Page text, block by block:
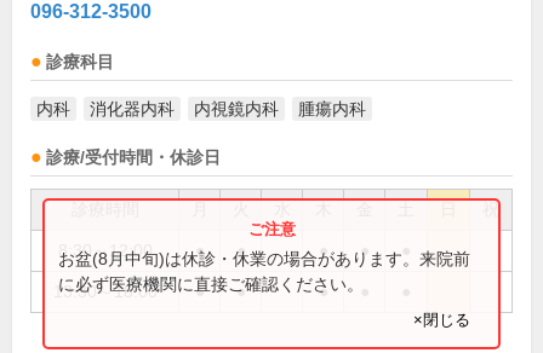
096-312-3500
診療科目
内科 消化器内科 内視鏡内科 腫瘍内科
診療/受付時間・休診日
祝
8:30～12:00 ● ● ● ●
13:30～18:00 ● ● ●
お盆(8月中旬)は休診・休業の場合があります。来院前
に必ず医療機関に直接ご確認ください。
×閉じる